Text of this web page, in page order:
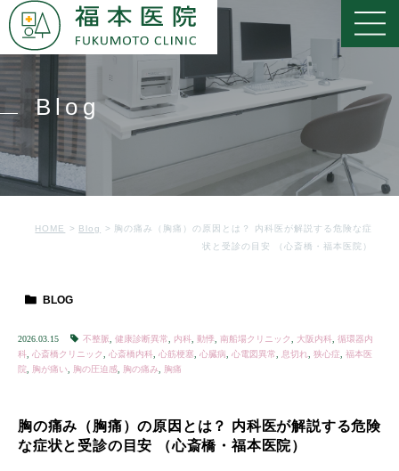
Blog
HOME Blog
胸の痛み（胸痛）の原因とは？ 内科医が解説する危険な症
状と受診の目安 （心斎橋・福本医院）
BLOG
2026.03.15 不整脈 健康診断異常 内科 動悸 南船場クリニック 大阪内科 循環器内
科 心斎橋クリニック 心斎橋内科 心筋梗塞 心臓病 心電図異常 息切れ 狭心症
福本医
院
胸が痛い 胸の圧迫感 胸の痛み 胸痛
胸の痛み（胸痛）の原因とは？ 内科医が解説する危険
な症状と受診の目安 （心斎橋・福本医院）